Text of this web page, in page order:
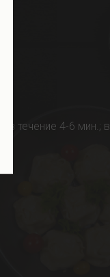
в течение 4-6 мин.; в